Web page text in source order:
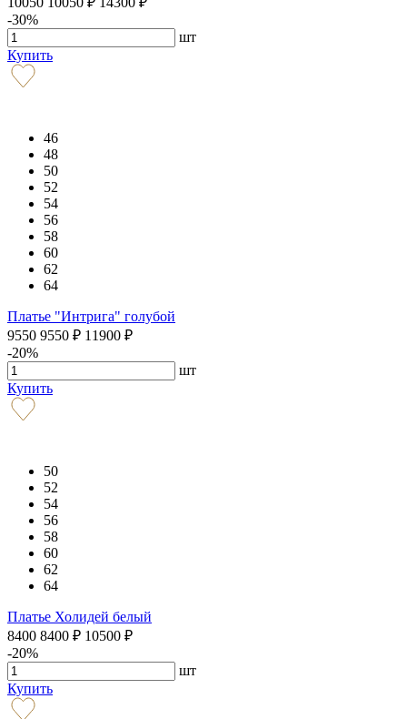
-30%
шт
Купить
46
48
50
52
54
56
58
60
62
64
Платье "Интрига" голубой
9550 9550 ₽ 11900 ₽
-20%
шт
Купить
50
52
54
56
58
60
62
64
Платье Холидей белый
8400 8400 ₽ 10500 ₽
-20%
шт
Купить